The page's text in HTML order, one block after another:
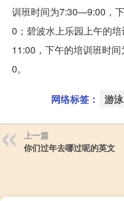
训班时间为7:30—9:00，
0；碧波水上乐园上午的
11:00，下午的培训班时
0。
网络标签： 游泳
上一篇
你们过年去哪过呢的英文